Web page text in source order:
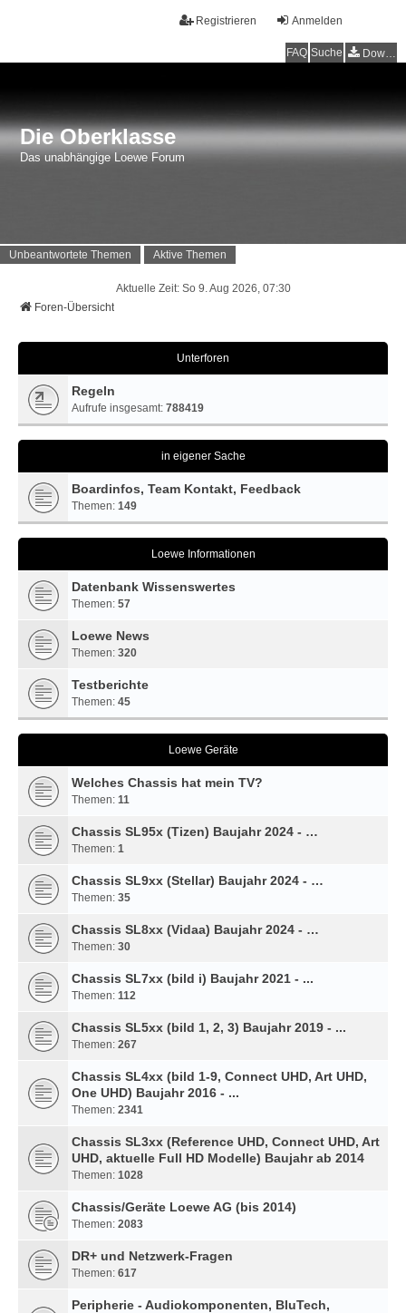
Anmelden
Registrieren
FAQ Suche Downloads
Die Oberklasse
Das unabhängige Loewe Forum
Unbeantwortete Themen Aktive Themen
Aktuelle Zeit: So 9. Aug 2026, 07:30
Foren-Übersicht
Unterforen
Regeln
Aufrufe insgesamt: 788419
in eigener Sache
Boardinfos, Team Kontakt, Feedback
Themen: 149
Loewe Informationen
Datenbank Wissenswertes
Themen: 57
Loewe News
Themen: 320
Testberichte
Themen: 45
Loewe Geräte
Welches Chassis hat mein TV?
Themen: 11
Chassis SL95x (Tizen) Baujahr 2024 - …
Themen: 1
Chassis SL9xx (Stellar) Baujahr 2024 - …
Themen: 35
Chassis SL8xx (Vidaa) Baujahr 2024 - …
Themen: 30
Chassis SL7xx (bild i) Baujahr 2021 - ...
Themen: 112
Chassis SL5xx (bild 1, 2, 3) Baujahr 2019 - ...
Themen: 267
Chassis SL4xx (bild 1-9, Connect UHD, Art UHD,
One UHD) Baujahr 2016 - ...
Themen: 2341
Chassis SL3xx (Reference UHD, Connect UHD, Art
UHD, aktuelle Full HD Modelle) Baujahr ab 2014
Themen: 1028
Chassis/Geräte Loewe AG (bis 2014)
Themen: 2083
DR+ und Netzwerk-Fragen
Themen: 617
Peripherie - Audiokomponenten, BluTech,